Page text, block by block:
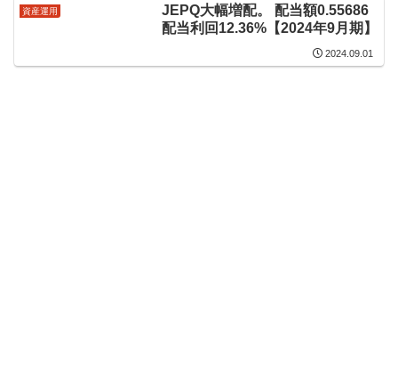
資産運用
JEPQ大幅増配。 配当額0.55686
配当利回12.36%【2024年9月期】
2024.09.01